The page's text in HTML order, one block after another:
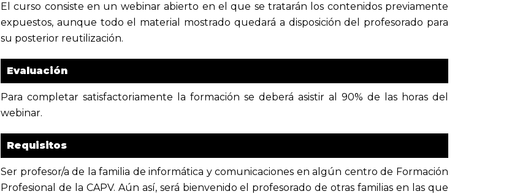
El curso consiste en un webinar abierto en el que se tratarán los contenidos previamente
expuestos, aunque todo el material mostrado quedará a disposición del profesorado para
su posterior reutilización.
Evaluación
Para completar satisfactoriamente la formación se deberá asistir al 90% de las horas del
webinar.
Requisitos
Ser profesor/a de la familia de informática y comunicaciones en algún centro de Formación
Profesional de la CAPV. Aún así, será bienvenido el profesorado de otras familias en las que